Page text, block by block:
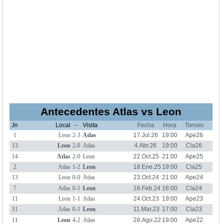
Antecedentes Atlas vs Leon
Jn Local - Visita Fecha Hora
Torneo
1
Leon 2-3 Atlas 17.Jul.26 19:00
Ape26
13
Leon 2-0 Atlas 4.Abr.26 19:00
Cla26
14
Atlas 2-0 Leon 22.Oct.25 21:00
Ape25
2
Atlas 1-2 Leon 18.Ene.25 19:00
Cla25
13
Leon 0-0 Atlas 23.Oct.24 21:00
Ape24
7
Atlas 0-1 Leon 18.Feb.24 16:00
Cla24
11
Leon 1-1 Atlas 24.Oct.23 19:00
Ape23
11
Atlas 0-1 Leon 11.Mar.23 17:00
Cla23
11
Leon 4-2 Atlas 28.Ago.22 19:00
Ape22